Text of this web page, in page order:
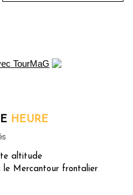
HEURE
altitude
le Mercantour frontalier